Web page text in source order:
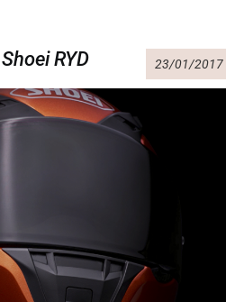
RYD 23/01/2017